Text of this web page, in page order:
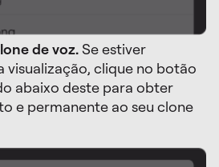
de voz. Se estiver
visualização, clique no botão
abaixo deste para obter
e permanente ao seu clone